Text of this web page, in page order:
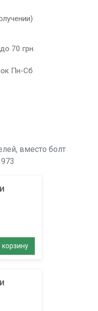
70 грн.
Пн-Сб
вместо болт
корзину